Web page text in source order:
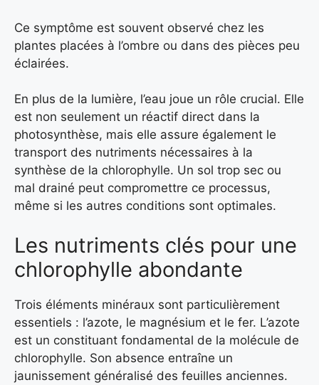
Ce symptôme est souvent observé chez les
plantes placées à l’ombre ou dans des pièces peu
éclairées.
En plus de la lumière, l’eau joue un rôle crucial. Elle
est non seulement un réactif direct dans la
photosynthèse, mais elle assure également le
transport des nutriments nécessaires à la
synthèse de la chlorophylle. Un sol trop sec ou
mal drainé peut compromettre ce processus,
même si les autres conditions sont optimales.
Les nutriments clés pour une
chlorophylle abondante
Trois éléments minéraux sont particulièrement
essentiels : l’azote, le magnésium et le fer. L’azote
est un constituant fondamental de la molécule de
chlorophylle. Son absence entraîne un
jaunissement généralisé des feuilles anciennes.